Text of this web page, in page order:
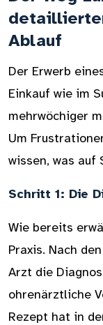
Ablauf
Der Erwerb
Einkauf wie im
mehrwöchiger
Um
wissen, was auf
Schritt 1: Die
Wie bereits
Praxis. Nach
Arzt die
ohrenärztliche
Rezept hat in